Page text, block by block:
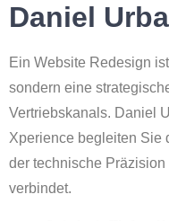
Daniel
Ein Website Redesign
sondern eine
Vertriebskanals. Daniel
Xperience begleiten Sie
der technische
verbindet.